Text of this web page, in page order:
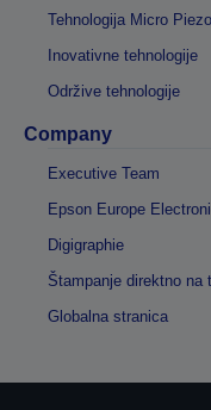
Tehnologija Micro Piezo
Inovativne tehnologije
Održive tehnologije
Company
Executive Team
Epson Europe
Digigraphie
Štampanje direktno na
Globalna stranica